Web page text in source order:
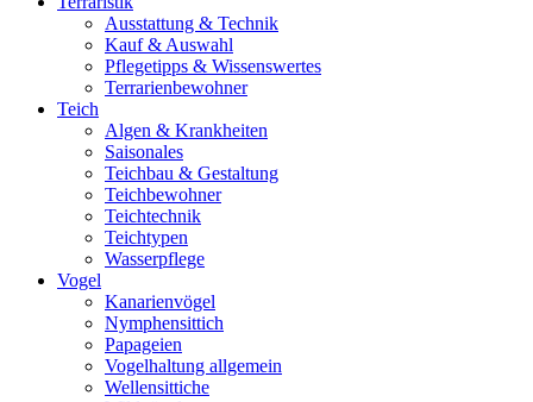
Ausstattung & Technik
Kauf & Auswahl
Pflegetipps & Wissenswertes
Terrarienbewohner
Teich
Algen & Krankheiten
Saisonales
Teichbau & Gestaltung
Teichbewohner
Teichtechnik
Teichtypen
Wasserpflege
Vogel
Kanarienvögel
Nymphensittich
Papageien
Vogelhaltung allgemein
Wellensittiche